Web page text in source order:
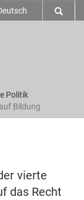
Politik
Bildung
vierte
das Recht